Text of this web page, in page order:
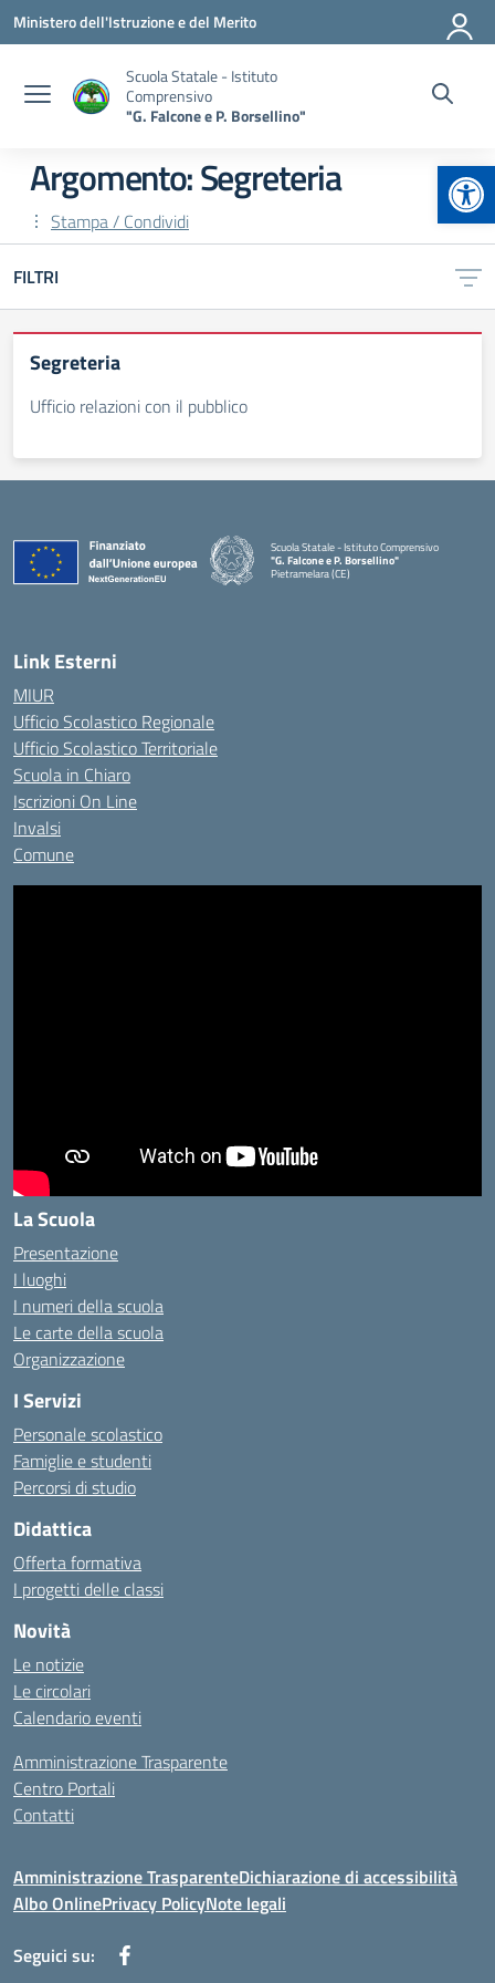
Vai ai contenuti
Vai al menu di navigazione
Vai al footer
Ministero dell'Istruzione e del Merito
Scuola Statale - Istituto
Comprensivo
"G. Falcone e P. Borsellino"
Argomento: Segreteria
Stampa / Condividi
FILTRI
Segreteria
Ufficio relazioni con il pubblico
Scuola Statale - Istituto Comprensivo
"G. Falcone e P. Borsellino"
Pietramelara (CE)
Link Esterni
MIUR
Ufficio Scolastico Regionale
Ufficio Scolastico Territoriale
Scuola in Chiaro
Iscrizioni On Line
Invalsi
Comune
La Scuola
Presentazione
I luoghi
I numeri della scuola
Le carte della scuola
Organizzazione
I Servizi
Personale scolastico
Famiglie e studenti
Percorsi di studio
Didattica
Offerta formativa
I progetti delle classi
Novità
Le notizie
Le circolari
Calendario eventi
Amministrazione Trasparente
Centro Portali
Contatti
Amministrazione TrasparenteDichiarazione di accessibilità
Albo OnlinePrivacy PolicyNote legali
Seguici su: